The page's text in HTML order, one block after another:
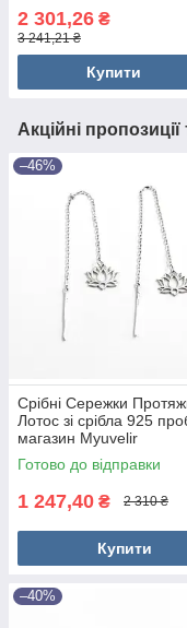
2 301,26 ₴
3 241,21 ₴
Купити
Акційні
–46%
Срібні Сережки
Лотос зі срібла 925
магазин Myuvelir
Готово до відправки
1 247,40 ₴ 2 310 ₴
Купити
–40%